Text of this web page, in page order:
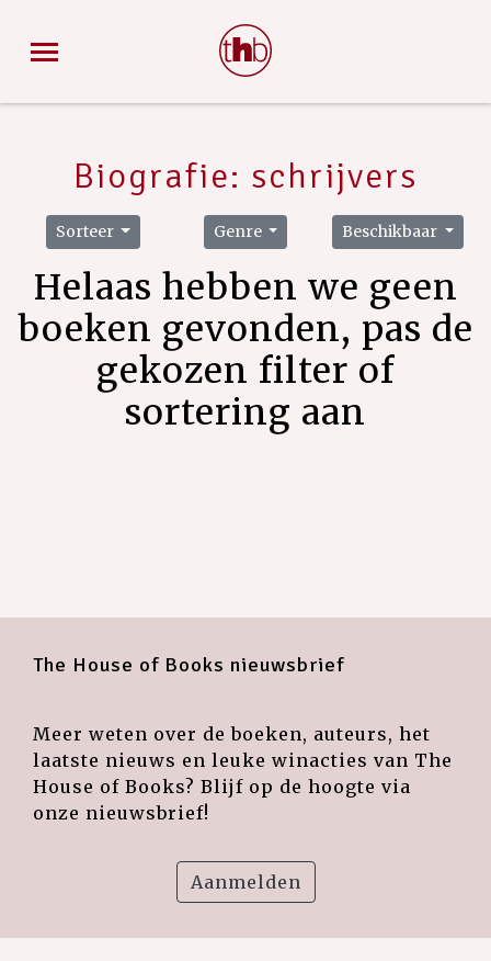
Biografie: schrijvers
Sorteer Genre Beschikbaar
Helaas hebben we geen
boeken gevonden, pas de
gekozen filter of
sortering aan
The House of Books nieuwsbrief
Meer weten over de boeken, auteurs, het
laatste nieuws en leuke winacties van The
House of Books? Blijf op de hoogte via
onze nieuwsbrief!
Aanmelden